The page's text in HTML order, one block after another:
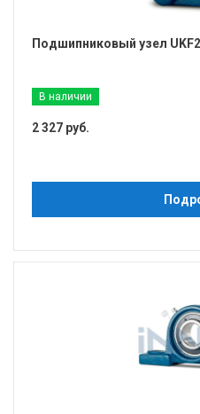
Подшипниковый узел
В наличии
2 327 руб.